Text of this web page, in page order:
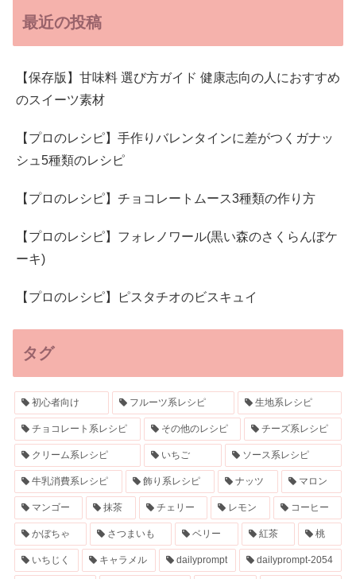
最近の投稿
【保存版】甘味料 選び方ガイド 健康志向の人におすすめ
のスイーツ素材
【プロのレシピ】手作りバレンタインに差がつくガナッ
シュ5種類のレシピ
【プロのレシピ】チョコレートムース3種類の作り方
【プロのレシピ】フォレノワール(黒い森のさくらんぼケ
ーキ)
【プロのレシピ】ピスタチオのビスキュイ
タグ
初心者向け フルーツ系レシピ 生地系レシピ
チョコレート系レシピ その他のレシピ チーズ系レシピ
クリーム系レシピ いちご ソース系レシピ
牛乳消費系レシピ 飾り系レシピ ナッツ マロン
マンゴー 抹茶 チェリー レモン コーヒー
かぼちゃ さつまいも ベリー 紅茶 桃
いちじく キャラメル dailyprompt dailyprompt-2054